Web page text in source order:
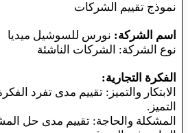
نموذج تقييم الشركات
اسم الشركة: نورس للسوشيل ميديا
نوع الشركة: الشركات الناشئة
الفكرة التجارية:
الابتكار والتميز: تقييم مدى تفرد
التميز.
المشكلة والحاجة: تقييم مدى حل